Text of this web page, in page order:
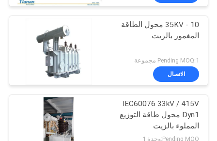
10 - 35KV محول الطاقة
المغمور بالزيت
Pending MOQ:1 مجموعة
الاتصال
IEC60076 33kV / 415V
Dyn1 محول طاقة التوزيع
المملوء بالزيت
Pending MOQ:وحدة 1